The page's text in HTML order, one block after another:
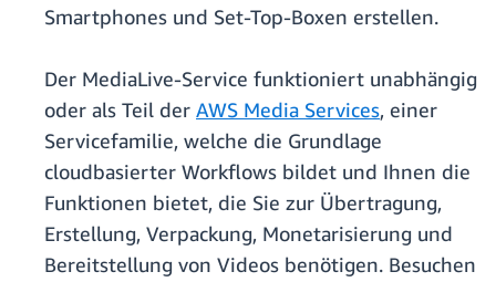
Smartphones und Set-Top-Boxen erstellen.
Der MediaLive-Service funktioniert unabhängig
oder als Teil der AWS Media Services, einer
Servicefamilie, welche die Grundlage
cloudbasierter Workflows bildet und Ihnen die
Funktionen bietet, die Sie zur Übertragung,
Erstellung, Verpackung, Monetarisierung und
Bereitstellung von Videos benötigen. Besuchen